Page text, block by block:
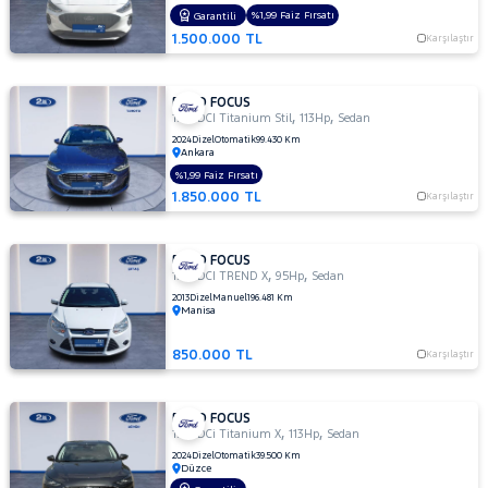
POWERSHIFT
1.5 TDCI
Stil
TDCI
TREND
X
1.5 TDCi
1.5 TDCi
PWS
MCA 120
BG 1499
CC
1.5 TDCi
Titanium
1.5 TI-VCT
TITANIUM
1.500.000 TL Karşılaştır
Garantili %1,99 Faiz Fırsatı
FORD FOCUS
1.5 TDCI Titanium Stil,113Hp, Sedan
2024DizelOtomatik99.430 Km
Ankara
1.850.000 TL Karşılaştır
%1,99 Faiz Fırsatı
FORD FOCUS
1.6 TDCI TREND X,95Hp, Sedan
2013DizelManuel196.481 Km
Manisa
850.000 TL Karşılaştır
FORD FOCUS
1.5 TDCi Titanium X,113Hp, Sedan
2024DizelOtomatik39.500 Km
Düzce